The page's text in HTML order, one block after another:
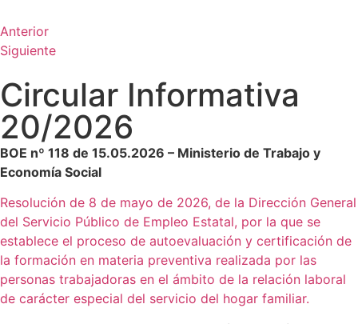
Anterior
Siguiente
Circular Informativa
20/2026
BOE nº 118 de 15.05.2026 – Ministerio de Trabajo y
Economía Social
Resolución de 8 de mayo de 2026, de la Dirección General
del Servicio Público de Empleo Estatal, por la que se
establece el proceso de autoevaluación y certificación de
la formación en materia preventiva realizada por las
personas trabajadoras en el ámbito de la relación laboral
de carácter especial del servicio del hogar familiar.